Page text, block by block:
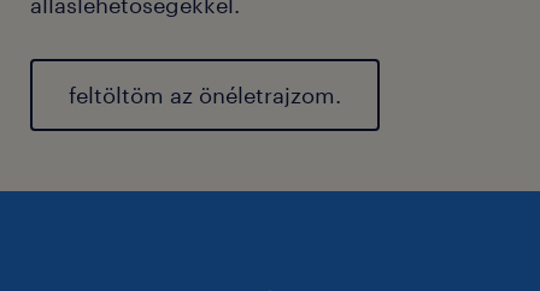
feltöltöm az önéletrajzom.